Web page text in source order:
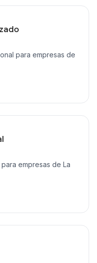
para empresas de
empresas de La